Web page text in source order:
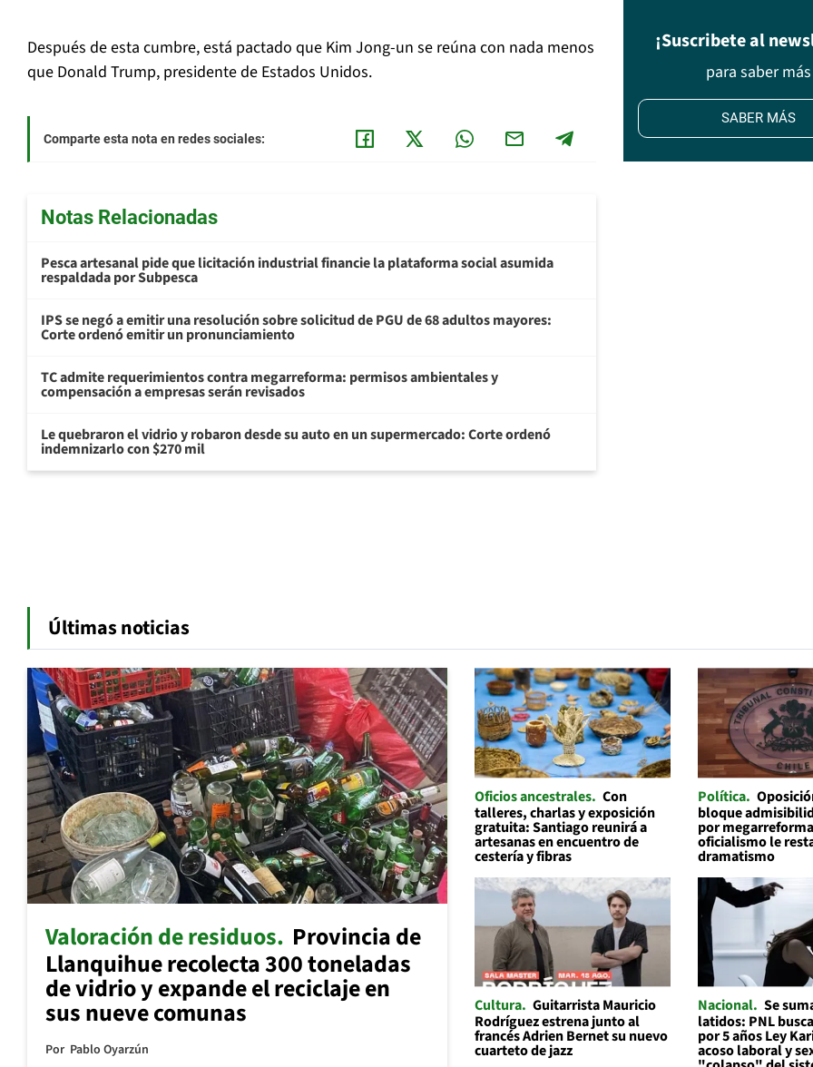
Después de esta cumbre, está pactado que Kim Jong-un se reúna con nada menos
que Donald Trump, presidente de Estados Unidos.
Comparte esta nota en redes sociales:
Notas Relacionadas
Pesca artesanal pide que licitación industrial financie la plataforma social asumida
respaldada por Subpesca
IPS se negó a emitir una resolución sobre solicitud de PGU de 68 adultos mayores:
Corte ordenó emitir un pronunciamiento
TC admite requerimientos contra megarreforma: permisos ambientales y
compensación a empresas serán revisados
Le quebraron el vidrio y robaron desde su auto en un supermercado: Corte ordenó
indemnizarlo con $270 mil
¡Suscribete al
para saber más
SABER MÁS
Últimas noticias
Valoración de residuos Provincia de
Llanquihue recolecta 300 toneladas
de vidrio y expande el reciclaje en
sus nueve comunas
Por Pablo Oyarzún
Oficios ancestrales Con
talleres, charlas y exposición
gratuita: Santiago reunirá a
artesanas en encuentro de
cestería y fibras
Política
bloque
por
oficialismo le
dramatismo
Cultura Guitarrista Mauricio
Rodríguez estrena junto al
francés Adrien Bernet su nuevo
cuarteto de jazz
Nacional Se
latidos: PNL
por 5 años Ley
acoso laboral y